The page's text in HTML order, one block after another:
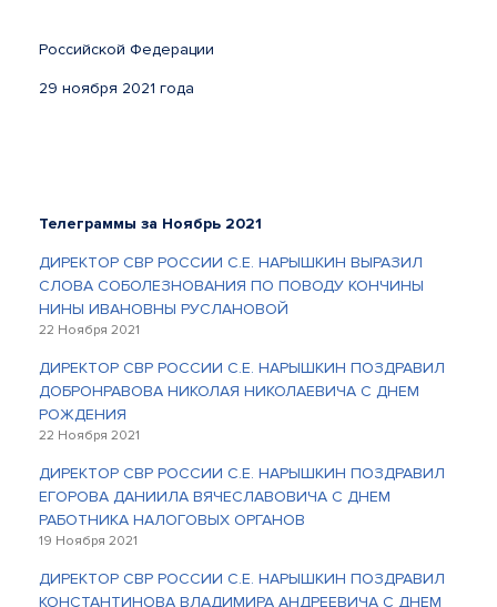
Российской Федерации
29 ноября 2021 года
Телеграммы за Ноябрь 2021
ДИРЕКТОР СВР РОССИИ С.Е. НАРЫШКИН ВЫРАЗИЛ
СЛОВА СОБОЛЕЗНОВАНИЯ ПО ПОВОДУ КОНЧИНЫ
НИНЫ ИВАНОВНЫ РУСЛАНОВОЙ
22 Ноября 2021
ДИРЕКТОР СВР РОССИИ С.Е. НАРЫШКИН ПОЗДРАВИЛ
ДОБРОНРАВОВА НИКОЛАЯ НИКОЛАЕВИЧА С ДНЕМ
РОЖДЕНИЯ
22 Ноября 2021
ДИРЕКТОР СВР РОССИИ С.Е. НАРЫШКИН ПОЗДРАВИЛ
ЕГОРОВА ДАНИИЛА ВЯЧЕСЛАВОВИЧА С ДНЕМ
РАБОТНИКА НАЛОГОВЫХ ОРГАНОВ
19 Ноября 2021
ДИРЕКТОР СВР РОССИИ С.Е. НАРЫШКИН ПОЗДРАВИЛ
КОНСТАНТИНОВА ВЛАДИМИРА АНДРЕЕВИЧА С ДНЕМ